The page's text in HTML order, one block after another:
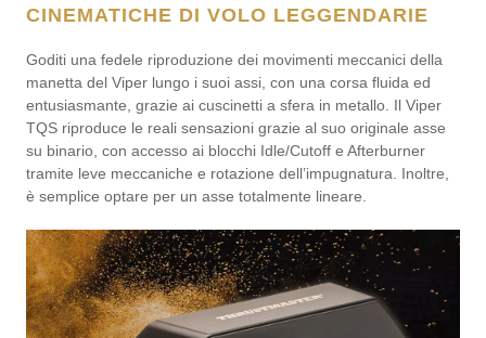
CINEMATICHE DI VOLO LEGGENDARIE
Goditi una fedele riproduzione dei movimenti meccanici della
manetta del Viper lungo i suoi assi, con una corsa fluida ed
entusiasmante, grazie ai cuscinetti a sfera in metallo. Il Viper
TQS riproduce le reali sensazioni grazie al suo originale asse
su binario, con accesso ai blocchi Idle/Cutoff e Afterburner
tramite leve meccaniche e rotazione dell’impugnatura. Inoltre,
è semplice optare per un asse totalmente lineare.